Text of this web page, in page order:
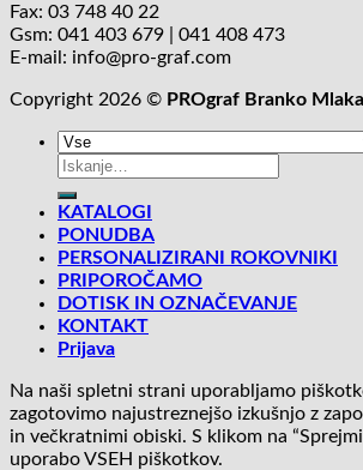
Fax: 03 748 40 22
Gsm: 041 403 679 | 041 408 473
E-mail: info@pro-graf.com
Copyright 2026 © PROgraf Branko
Išči:
KATALOGI
PONUDBA
PERSONALIZIRANI ROKOVNIKI
PRIPOROČAMO
DOTISK IN OZNAČEVANJE
KONTAKT
Prijava
Na naši spletni strani uporabljamo
zagotovimo najustreznejšo izkušnjo z
in večkratnimi obiski. S klikom na
uporabo VSEH piškotkov.